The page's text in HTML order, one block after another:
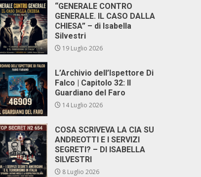
“GENERALE CONTRO
GENERALE. IL CASO DALLA
CHIESA” – di Isabella
Silvestri
19 Luglio 2026
L’Archivio dell’Ispettore Di
Falco | Capitolo 32: Il
Guardiano del Faro
14 Luglio 2026
COSA SCRIVEVA LA CIA SU
ANDREOTTI E I SERVIZI
SEGRETI? – DI ISABELLA
SILVESTRI
8 Luglio 2026